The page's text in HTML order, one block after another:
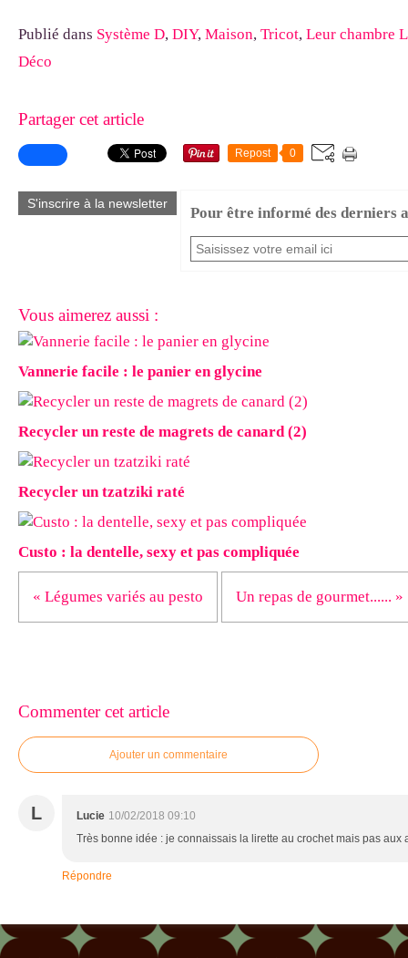
Publié dans Système D, DIY, Maison, Tricot, Leur chambre
Déco
Partager cet article
Repost 0
S'inscrire à la newsletter
Pour être informé des derniers
Vous aimerez aussi :
Vannerie facile : le panier en glycine
Recycler un reste de magrets de canard (2)
Recycler un tzatziki raté
Custo : la dentelle, sexy et pas compliquée
« Légumes variés au pesto Un repas de gourmet...... »
Commenter cet article
Ajouter un commentaire
L Lucie 10/02/2018 09:10
Très bonne idée : je connaissais la lirette au crochet mais pas aux
Répondre